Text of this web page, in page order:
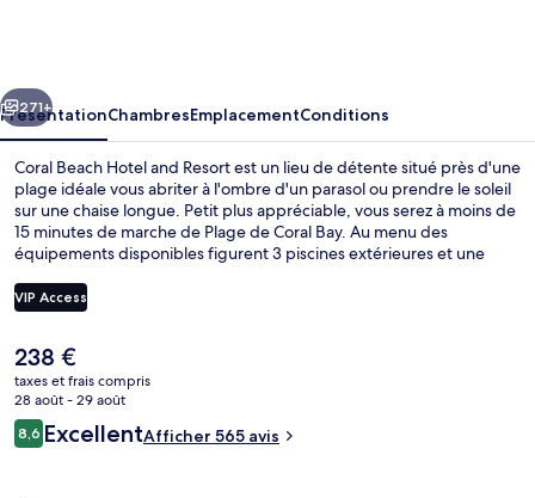
Resort
Suivant
271+
PrésentationChambresEmplacementConditions
Coral Beach Hotel and Resort est un lieu de détente situé près d'une
plage idéale vous abriter à l'ombre d'un parasol ou prendre le soleil
sur une chaise longue. Petit plus appréciable, vous serez à moins de
15 minutes de marche de Plage de Coral Bay. Au menu des
équipements disponibles figurent 3 piscines extérieures et une
pourrez également prendre soin de vous au spa grâce à des
massages, des soins d'aromathérapie et des soins d'hydrothérapie.
Cet hôtel de luxe abrite en outre 4 bars/lounges, une marina sur
place et une discothèque. Les autres voyageurs adorent le
personnel attentionné.
VIP Access
Le
prix
actuel
est
de
238 €
taxes et frais compris
28 août - 29 août
Avis
voyageurs
8,68,6 sur 10
ExcellentAfficher 565 avis